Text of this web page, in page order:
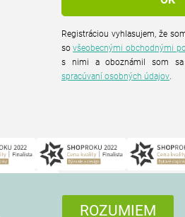
ROZUMIEM
Registráciou vyhlasujem, že
sovšeobecnými obchodnými
s nimi a oboznámil som
spracúvaní osobných údajov.